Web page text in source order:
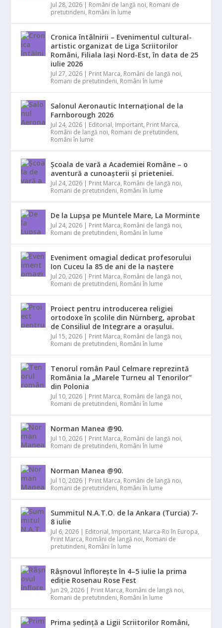
Jul 28, 2026 | Români de langă noi, Romani de
pretutindeni, Români în lume
Cronica întâlnirii – Evenimentul cultural-
artistic organizat de Liga Scriitorilor
Români, Filiala Iași Nord-Est, în data de 25
iulie 2026
Jul 27, 2026 | Print Marca, Români de langă noi,
Romani de pretutindeni, Români în lume
Salonul Aeronautic Internațional de la
Farnborough 2026
Jul 24, 2026 | Editorial, Important, Print Marca,
Români de langă noi, Romani de pretutindeni,
Români în lume
Școala de vară a Academiei Române – o
aventură a cunoașterii și prieteniei.
Jul 24, 2026 | Print Marca, Români de langă noi,
Romani de pretutindeni, Români în lume
De la Lupșa pe Muntele Mare, La Morminte
Jul 24, 2026 | Print Marca, Români de langă noi,
Romani de pretutindeni, Români în lume
Eveniment omagial dedicat profesorului
Ion Cuceu la 85 de ani de la naștere
Jul 20, 2026 | Print Marca, Români de langă noi,
Romani de pretutindeni, Români în lume
Proiect pentru introducerea religiei
ortodoxe în școlile din Nürnberg, aprobat
de Consiliul de Integrare a orașului.
Jul 15, 2026 | Print Marca, Români de langă noi,
Romani de pretutindeni, Români în lume
Tenorul român Paul Celmare reprezintă
România la „Marele Turneu al Tenorilor”
din Polonia
Jul 10, 2026 | Print Marca, Români de langă noi,
Romani de pretutindeni, Români în lume
Norman Manea @90.
Jul 10, 2026 | Print Marca, Români de langă noi,
Romani de pretutindeni, Români în lume
Norman Manea @90.
Jul 10, 2026 | Print Marca, Români de langă noi,
Romani de pretutindeni, Români în lume
Summitul N.A.T.O. de la Ankara (Turcia) 7-
8 iulie
Jul 6, 2026 | Editorial, Important, Marca-Ro în Europa,
Print Marca, Români de langă noi, Romani de
pretutindeni, Români în lume
Râșnovul înflorește în 4–5 iulie la prima
ediție Rosenau Rose Fest
Jun 29, 2026 | Print Marca, Români de langă noi,
Romani de pretutindeni, Români în lume
Prima ședință a Ligii Scriitorilor Români,